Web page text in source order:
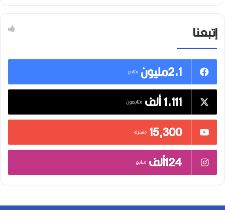
إتبعنا
2,1مليون
متابع
1,111 ألف متابعون
15٬300 مشترك
124ألف متابع